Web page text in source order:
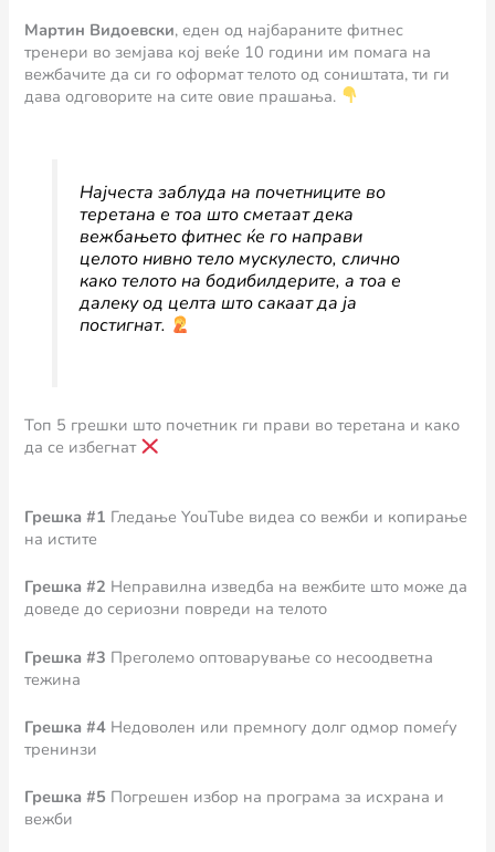
Мартин Видоевски, еден од најбараните фитнес
тренери во земјава кој веќе 10 години им помага на
вежбачите да си го оформат телото од соништата, ти ги
дава одговорите на сите овие прашања.
Најчеста заблуда на почетниците во
теретана е тоа што сметаат дека
вежбањето фитнес ќе го направи
целото нивно тело мускулесто, слично
како телото на бодибилдерите, а тоа е
далеку од целта што сакаат да ја
постигнат.
Топ 5 грешки што почетник ги прави во теретана и како
да се избегнат
Грешка #1 Гледање YouTube видеа со вежби и копирање
на истите
Грешка #2 Неправилна изведба на вежбите што може да
доведе до сериозни повреди на телото
Грешка #3 Преголемо оптоварување со несоодветна
тежина
Грешка #4 Недоволен или премногу долг одмор помеѓу
тренинзи
Грешка #5 Погрешен избор на програма за исхрана и
вежби